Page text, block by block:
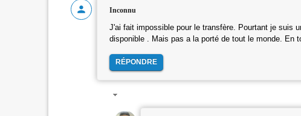
Inconnu
J'ai fait impossible pour le transfère. Pourtant je suis
disponible . Mais pas a la porté de tout le monde. En
RÉPONDRE